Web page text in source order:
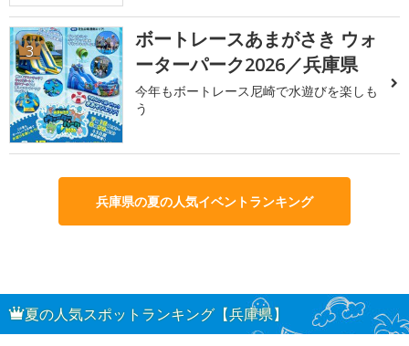
3
ボートレースあまがさき ウォ
ーターパーク2026／兵庫県
今年もボートレース尼崎で水遊びを楽しも
う
兵庫県の夏の人気イベントランキング
夏の人気スポットランキング【兵庫県】